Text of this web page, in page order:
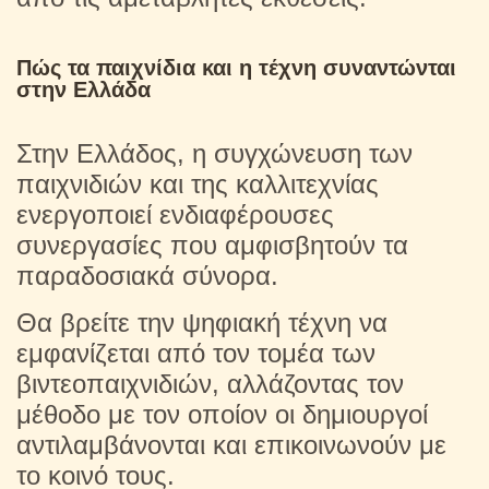
Πώς τα παιχνίδια και η τέχνη συναντώνται
στην Ελλάδα
Στην Ελλάδος, η συγχώνευση των
παιχνιδιών και της καλλιτεχνίας
ενεργοποιεί ενδιαφέρουσες
συνεργασίες που αμφισβητούν τα
παραδοσιακά σύνορα.
Θα βρείτε την ψηφιακή τέχνη να
εμφανίζεται από τον τομέα των
βιντεοπαιχνιδιών, αλλάζοντας τον
μέθοδο με τον οποίον οι δημιουργοί
αντιλαμβάνονται και επικοινωνούν με
το κοινό τους.